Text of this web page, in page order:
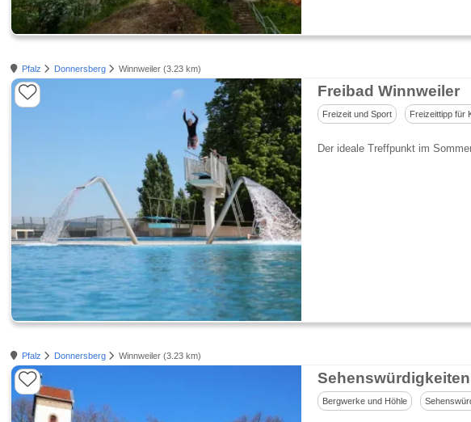
Pfalz Donnersberg Winnweiler (3.23 km)
Freibad Winnweiler
Freizeit und Sport Freizeittipp für
Der ideale Treffpunkt im
Pfalz Donnersberg Winnweiler (3.23 km)
Bergwerke und Höhle